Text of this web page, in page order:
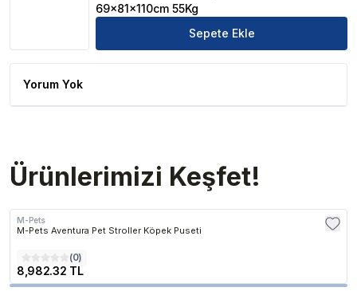
69x81x110cm 55Kg
Sepete Ekle
Yorum Yok
Ürünlerimizi Keşfet!
M-Pets
M-Pets Aventura Pet Stroller Köpek Puseti
(0)
8,982.32 TL